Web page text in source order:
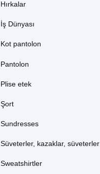
Hırkalar
İş Dünyası
Kot pantolon
Pantolon
Plise etek
Şort
Sundresses
Süveterler, kazaklar, süveterler
Sweatshirtler